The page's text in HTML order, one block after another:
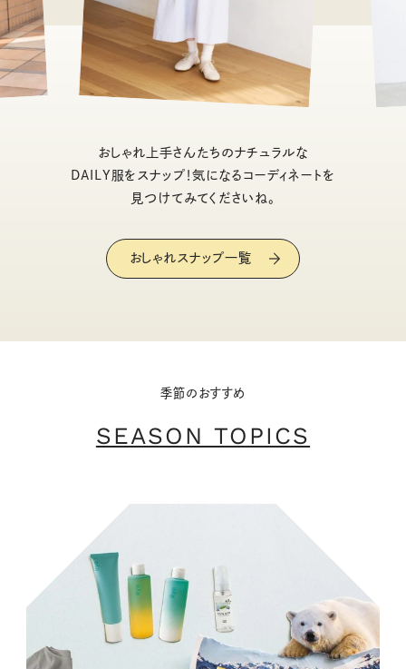
おしゃれ上手さんたちのナチュラルな
DAILY服をスナップ！気になるコーディネートを
見つけてみてくださいね。
おしゃれスナップ一覧
季節のおすすめ
SEASON TOPICS